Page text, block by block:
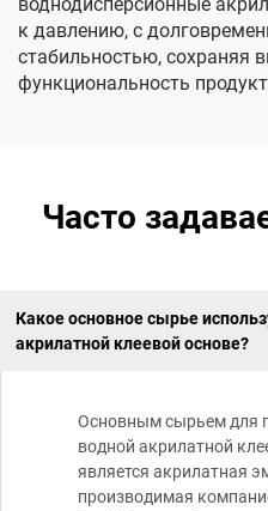
к давлению, с
стабильностью, сохраняя
функциональность
Часто
Какое основное сырье
акрилатной клеевой основе?
Основным сырьем для
водной акрилатной
является акрилатная
производимая